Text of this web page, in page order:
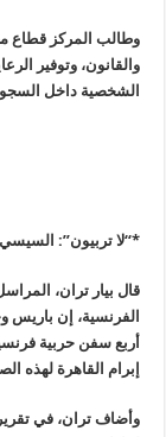
وطالب المركز قطاع
والقانون، وتوفير
الشخصية داخل
*
“لا تربيون”:
قال بيار تران،
الفرنسية، إن
أربع سفن حربية
إبرام القاهرة لهذه
وأضاف تران، في